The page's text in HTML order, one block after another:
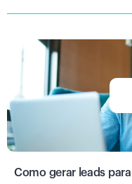
Como gerar leads